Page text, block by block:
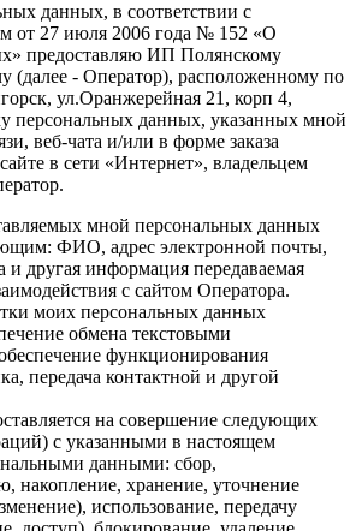
данных, в соответствии с
от 27 июля 2006 года № 152 «О
предоставляю ИП Полянскому
(далее - Оператор), расположенному по
ул.Оранжерейная 21, корп 4,
персональных данных, указанных мной
веб-чата и/или в форме заказа
в сети «Интернет», владельцем
мной персональных данных
ФИО, адрес электронной почты,
и другая информация передаваемая
с сайтом Оператора.
моих персональных данных
обмена текстовыми
функционирования
передача контактной и другой
на совершение следующих
с указанными в настоящем
данными: сбор,
накопление, хранение, уточнение
использование, передачу